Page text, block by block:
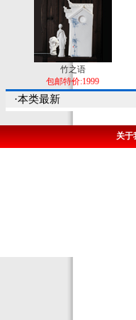
竹之语
包邮特价:1999
·本类最新
关于